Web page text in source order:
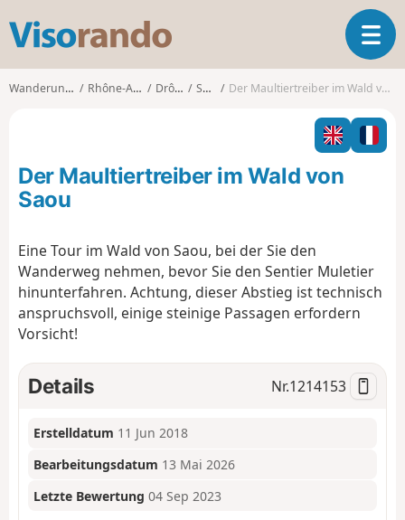
s
o
o
T
o
g
l
n
t
i
Wanderungen Rhône-Alpes Drôme Saou Der Maultiertreiber im Wald von Saou
Der Maultiertreiber im Wald von
Saou
Eine Tour im Wald von Saou, bei der Sie den
Wanderweg nehmen, bevor Sie den Sentier Muletier
hinunterfahren. Achtung, dieser Abstieg ist technisch
anspruchsvoll, einige steinige Passagen erfordern
Vorsicht!
Details Nr.1214153
Erstelldatum 11 Jun 2018
Bearbeitungsdatum 13 Mai 2026
Letzte Bewertung 04 Sep 2023